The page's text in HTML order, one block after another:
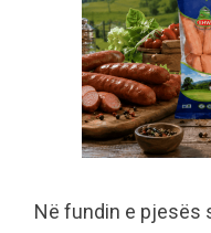
Në fundin e pjesës